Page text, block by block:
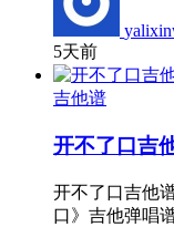
5天前
吉他谱
开不了口吉
开不了口吉他
口》吉他弹唱